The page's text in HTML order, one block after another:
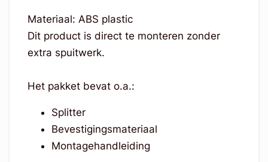
Materiaal: ABS plastic
Dit product is direct te monteren zonder
extra spuitwerk.
Het pakket bevat o.a.:
Splitter
Bevestigingsmateriaal
Montagehandleiding